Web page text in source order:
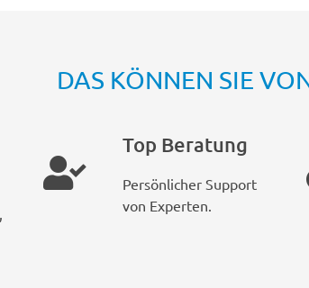
DAS KÖNNEN SIE
Top Beratung
Persönlicher Support
von Experten.